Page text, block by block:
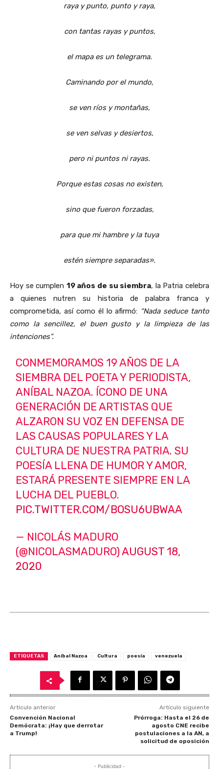
raya y punto, punto y raya,
con tantas rayas y puntos,
el mapa es un telegrama.
Caminando por el mundo,
se ven ríos y montañas,
se ven selvas y desiertos,
pero ni puntos ni rayas.
Porque estas cosas no existen,
sino que fueron forzadas,
para que mi hambre y la tuya
estén siempre separadas».
Hoy se cumplen 19 años de su siembra, la Patria celebra
a quienes nutren su historia de palabra franca y
comprometida, así como él lo afirmó: “Nada seduce tanto
como la sencillez, el buen gusto y la limpieza de las
intenciones”.
CONMEMORAMOS 19 AÑOS DE LA
SIEMBRA DEL POETA Y PERIODISTA,
ANÍBAL NAZOA. ÍCONO DE UNA
GENERACIÓN DE ARTISTAS QUE
ALZARON SU VOZ EN DEFENSA DE
LAS CAUSAS POPULARES Y LA
CULTURA DE NUESTRA PATRIA. SU
POESÍA LLENA DE HUMOR Y AMOR,
ESTARÁ PRESENTE SIEMPRE EN LA
LUCHA DEL PUEBLO.
PIC.TWITTER.COM/BOSU6UBWAA
— NICOLÁS MADURO
(@NICOLASMADURO)AUGUST 18,
2020
ETIQUETAS Aníbal Nazoa Cultura poesía venezuela
Artículo anterior
Convención Nacional
Demócrata: ¡Hay que derrotar
a Trump!
Artículo siguiente
Prórroga: Hasta el 26 de
agosto CNE recibe
postulaciones a la AN, a
solicitud de oposición
- Publicidad -